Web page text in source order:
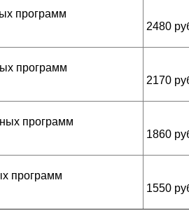
программ
2480
программ
2170
программ
1860
программ
1550